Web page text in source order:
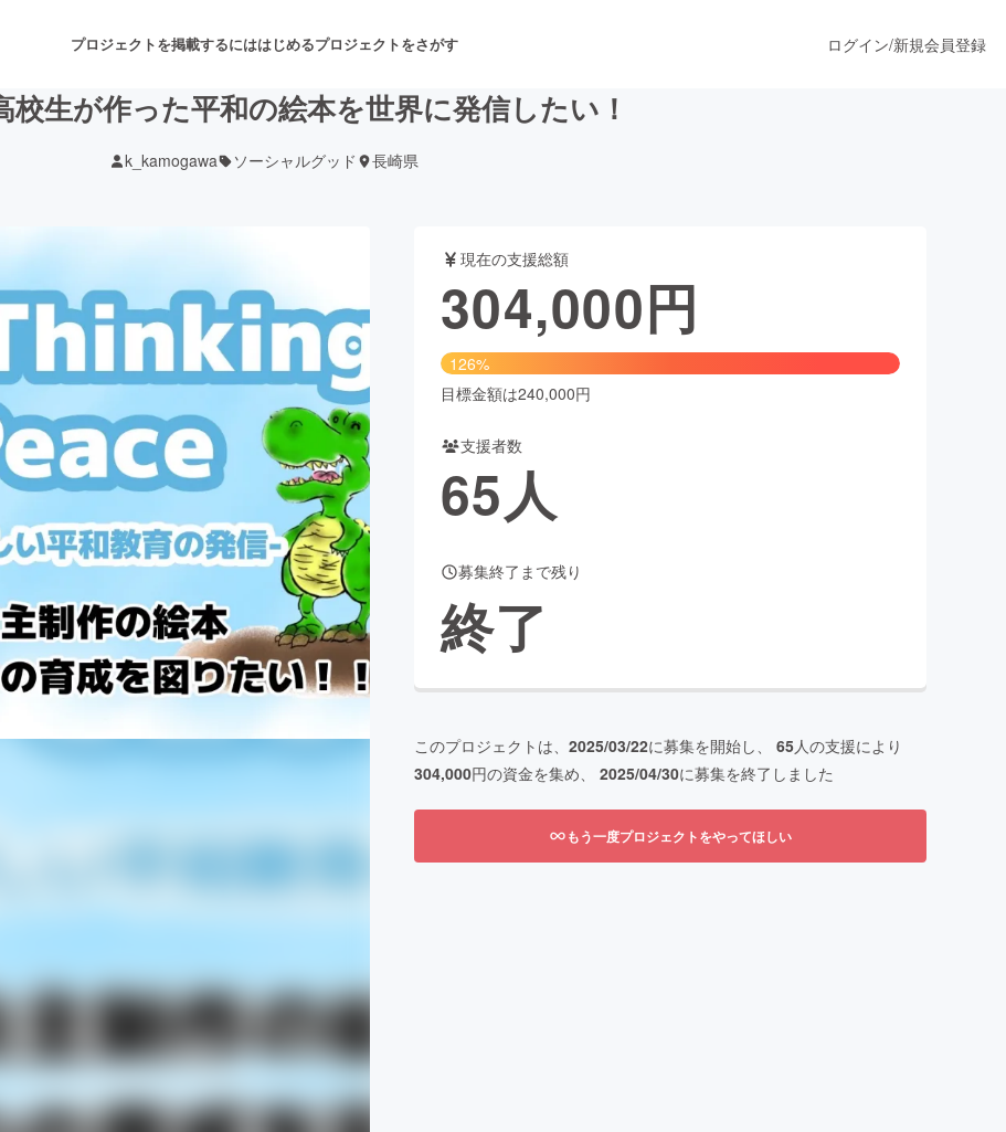
プロジェクトを掲載するにははじめるプロジェクトをさがす
舞台・パフォーマンス
ゲーム・サービス開発 フード・飲食店 ファッション
書籍・雑誌出版 アニメ・漫画
チャレンジ ビューティー・ヘルスケア
CAMPFIRE for Social GoodCAMPFIRE Creation
CAMPFIREふるさと納税
machi-ya コミュニティ
ログイン/新規会員登録
校生が作った平和の絵本を世界に発信したい！
k_kamogawa ソーシャルグッド 長崎県
現在の支援総額
304,000円
126%
目標金額は240,000円
支援者数
65人
募集終了まで残り
終了
このプロジェクトは、 2025/03/22に募集を開始し、 65人の支援により
304,000円の資金を集め、 2025/04/30に募集を終了しました
もう一度プロジェクトをやってほしい